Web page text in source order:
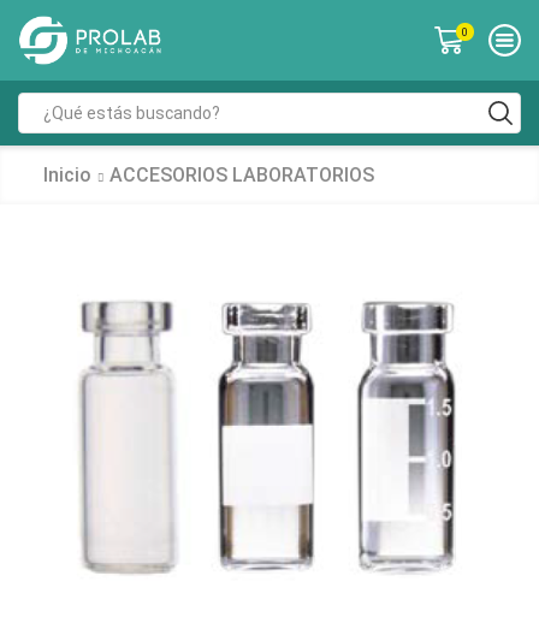
0
Inicio ACCESORIOS LABORATORIOS